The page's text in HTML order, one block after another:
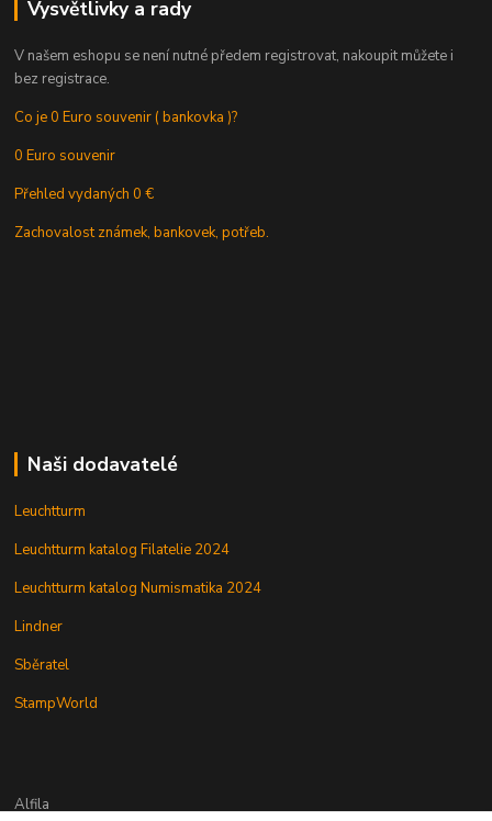
Vysvětlivky a rady
V našem eshopu se není nutné předem registrovat, nakoupit můžete i
bez registrace.
Co je 0 Euro souvenir ( bankovka )?
0 Euro souvenir
Přehled vydaných 0 €
Zachovalost známek, bankovek, potřeb.
Naši dodavatelé
Leuchtturm
Leuchtturm katalog Filatelie 2024
Leuchtturm katalog Numismatika 2024
Lindner
Sběratel
StampWorld
Alfila